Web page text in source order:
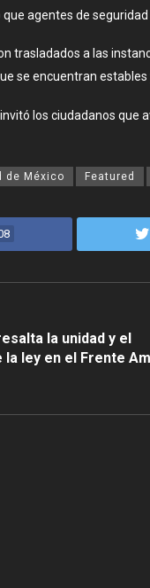
agentes de
trasladados a las
se encuentran
los ciudadanos que
de México Featured
la unidad y el
la ley en el Frente